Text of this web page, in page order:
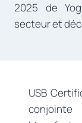
2025 de
secteur et
USB